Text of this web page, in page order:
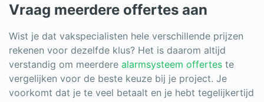
Vraag meerdere offertes aan
Wist je dat vakspecialisten hele verschillende prijzen
rekenen voor dezelfde klus? Het is daarom altijd
verstandig om meerdere alarmsysteem offertes te
vergelijken voor de beste keuze bij je project. Je
voorkomt dat je te veel betaalt en je hebt tegelijkertijd